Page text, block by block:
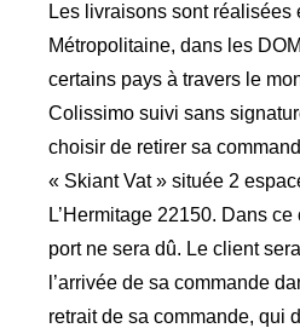
Les livraisons sont réalisées
Métropolitaine, dans les
certains pays à travers le
Colissimo suivi sans
choisir de retirer sa
« Skiant Vat » située 2
L’Hermitage 22150. Dans
port ne sera dû. Le client
l’arrivée de sa commande
retrait de sa commande, qui